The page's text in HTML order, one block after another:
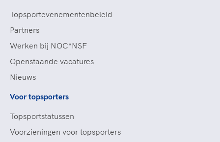
Topsportevenementenbeleid
Partners
Werken bij NOC*NSF
Openstaande vacatures
Nieuws
Voor topsporters
Topsportstatussen
Voorzieningen voor topsporters